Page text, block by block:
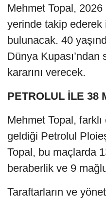
Mehmet Topal, 2026
yerinde takip ederek
bulunacak. 40
Dünya
kararını verecek.
PETROLUL İLE 38
Mehmet Topal,
geldiği Petrolul
Topal, bu maçlarda
beraberlik ve 9
Taraftarların ve